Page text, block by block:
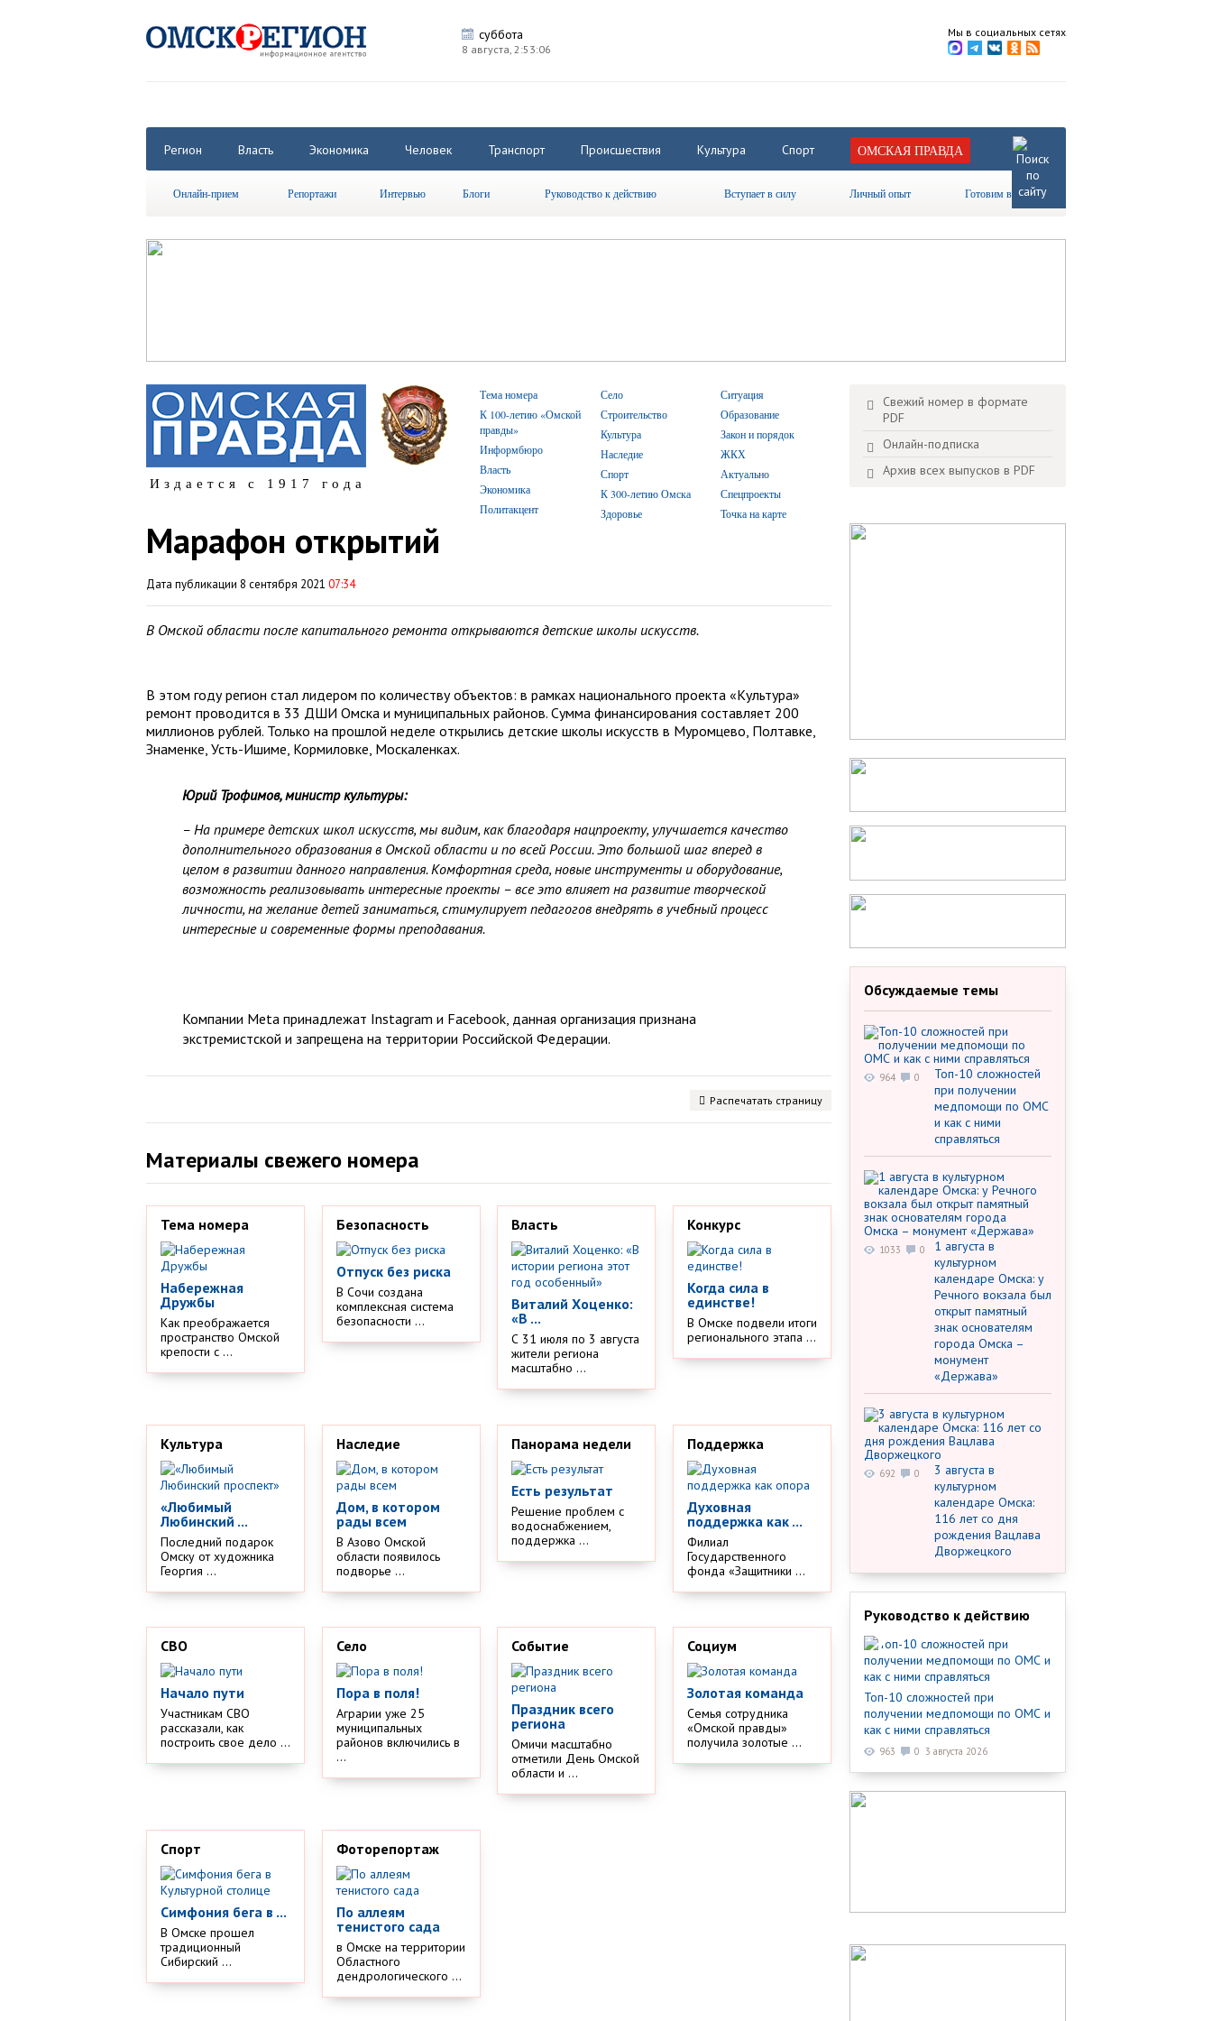
суббота
8 августа, 2:53:06
Мы в социальных сетях
Регион Власть Экономика Человек Транспорт Происшествия Культура Спорт ОМСКАЯ ПРАВДА
Онлайн-прием Репортажи Интервью Блоги Руководство к действию Вступает в силу Личный опыт Готовим вместе
Тема номера
К 100-летию «Омской
правды»
Информбюро
Власть
Экономика
Политакцент
Село
Строительство
Культура
Наследие
Спорт
К 300-летию Омска
Здоровье
Ситуация
Образование
Закон и порядок
ЖКХ
Актуально
Спецпроекты
Точка на карте
Свежий номер в формате
PDF
Онлайн-подписка
Архив всех выпусков в PDF
Издается с 1917 года
Марафон открытий
Дата публикации 8 сентября 2021 07:34
В Омской области после капитального ремонта открываются детские школы искусств.
В этом году регион стал лидером по количеству объектов: в рамках национального проекта «Культура»
ремонт проводится в 33 ДШИ Омска и муниципальных районов. Сумма финансирования составляет 200
миллионов рублей. Только на прошлой неделе открылись детские школы искусств в Муромцево, Полтавке,
Знаменке, Усть-Ишиме, Кормиловке, Москаленках.
Юрий Трофимов,министр культуры:
– На примере детских школ искусств, мы видим, как благодаря нацпроекту, улучшается качество
дополнительного образования в Омской области и по всей России. Это большой шаг вперед в
целом в развитии данного направления. Комфортная среда, новые инструменты и оборудование,
возможность реализовывать интересные проекты – все это влияет на развитие творческой
личности, на желание детей заниматься, стимулирует педагогов внедрять в учебный процесс
интересные и современные формы преподавания.
Компании Meta принадлежат Instagram и Facebook, данная организация признана
экстремистской и запрещена на территории Российской Федерации.
Распечатать страницу
Материалы свежего номера
Тема номера
Набережная
Дружбы
Как преображается
пространство Омской
крепости с ...
Безопасность
Отпуск без риска
В Сочи создана
комплексная система
безопасности ...
Власть
Виталий Хоценко:
«В ...
С 31 июля по 3 августа
жители региона
масштабно ...
Конкурс
Когда сила в
единстве!
В Омске подвели итоги
регионального этапа ...
Культура
«Любимый
Любинский ...
Последний подарок
Омску от художника
Георгия ...
Наследие
Дом, в котором
рады всем
В Азово Омской
области появилось
подворье ...
Панорама недели
Есть результат
Решение проблем с
водоснабжением,
поддержка ...
Поддержка
Духовная
поддержка как ...
Филиал
Государственного
фонда «Защитники ...
СВО
Начало пути
Участникам СВО
рассказали, как
построить свое дело ...
Село
Пора в поля!
Аграрии уже 25
муниципальных
районов включились в
...
Событие
Праздник всего
региона
Омичи масштабно
отметили День Омской
области и ...
Социум
Золотая команда
Семья сотрудника
«Омской правды»
получила золотые ...
Спорт
Симфония бега в ...
В Омске прошел
традиционный
Сибирский ...
Фоторепортаж
По аллеям
тенистого сада
в Омске на территории
Областного
дендрологического ...
Обсуждаемые темы
Топ-10 сложностей
при получении
медпомощи по ОМС
и как с ними
справляться
964 0
1 августа в
культурном
календаре Омска: у
Речного вокзала был
открыт памятный
знак основателям
города Омска –
монумент
«Держава»
1033 0
3 августа в
культурном
календаре Омска:
116 лет со дня
рождения Вацлава
Дворжецкого
692 0
Руководство к действию
Топ-10 сложностей при
получении медпомощи по ОМС и
как с ними справляться
963 0 3 августа 2026